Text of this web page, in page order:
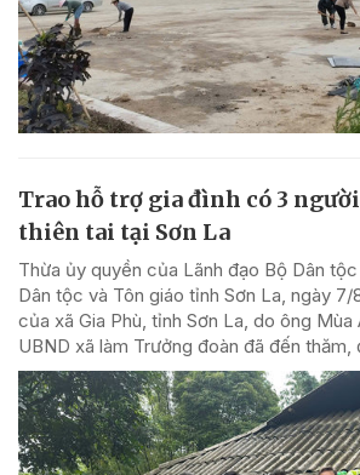
Trao hỗ trợ gia đình có 3
thiên tai tại Sơn La
Thừa ủy quyền của Lãnh đạo Bộ Dân
Dân tộc và Tôn giáo tỉnh Sơn La, ngày
của xã Gia Phù, tỉnh Sơn La, do ông
UBND xã làm Trưởng đoàn đã đến thăm,